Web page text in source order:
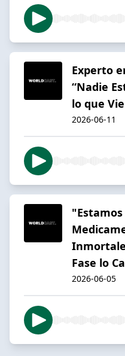
Experto
“Nadie
lo que
2026-06-11
Fase lo
2026-06-05